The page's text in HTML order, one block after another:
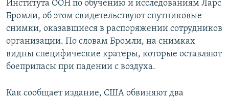
Института ООН по обучению и исследованиям Ларс
Бромли, об этом свидетельствуют спутниковые
снимки, оказавшиеся в распоряжении сотрудников
организации. По словам Бромли, на снимках
видны специфические кратеры, которые оставляют
боеприпасы при падении с воздуха.
Как сообщает издание, США обвиняют два